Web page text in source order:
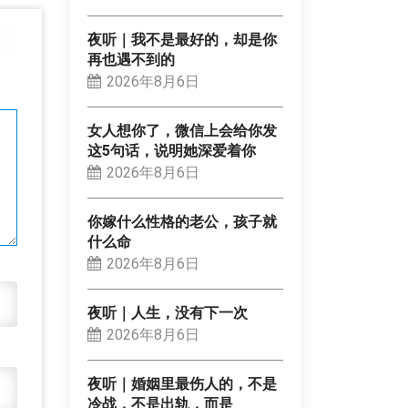
夜听｜我不是最好的，却是你
再也遇不到的
2026年8月6日
女人想你了，微信上会给你发
这5句话，说明她深爱着你
2026年8月6日
你嫁什么性格的老公，孩子就
什么命
2026年8月6日
夜听｜人生，没有下一次
2026年8月6日
夜听｜婚姻里最伤人的，不是
冷战，不是出轨，而是